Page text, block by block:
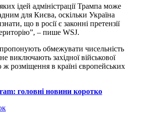
ідей адміністрації Трампа може
для Києва, оскільки Україна
що в росії є законні претензії
– пише WSJ.
обмежувати чисельність
виключають західної військової
розміщення в країні європейських
головні новини коротко